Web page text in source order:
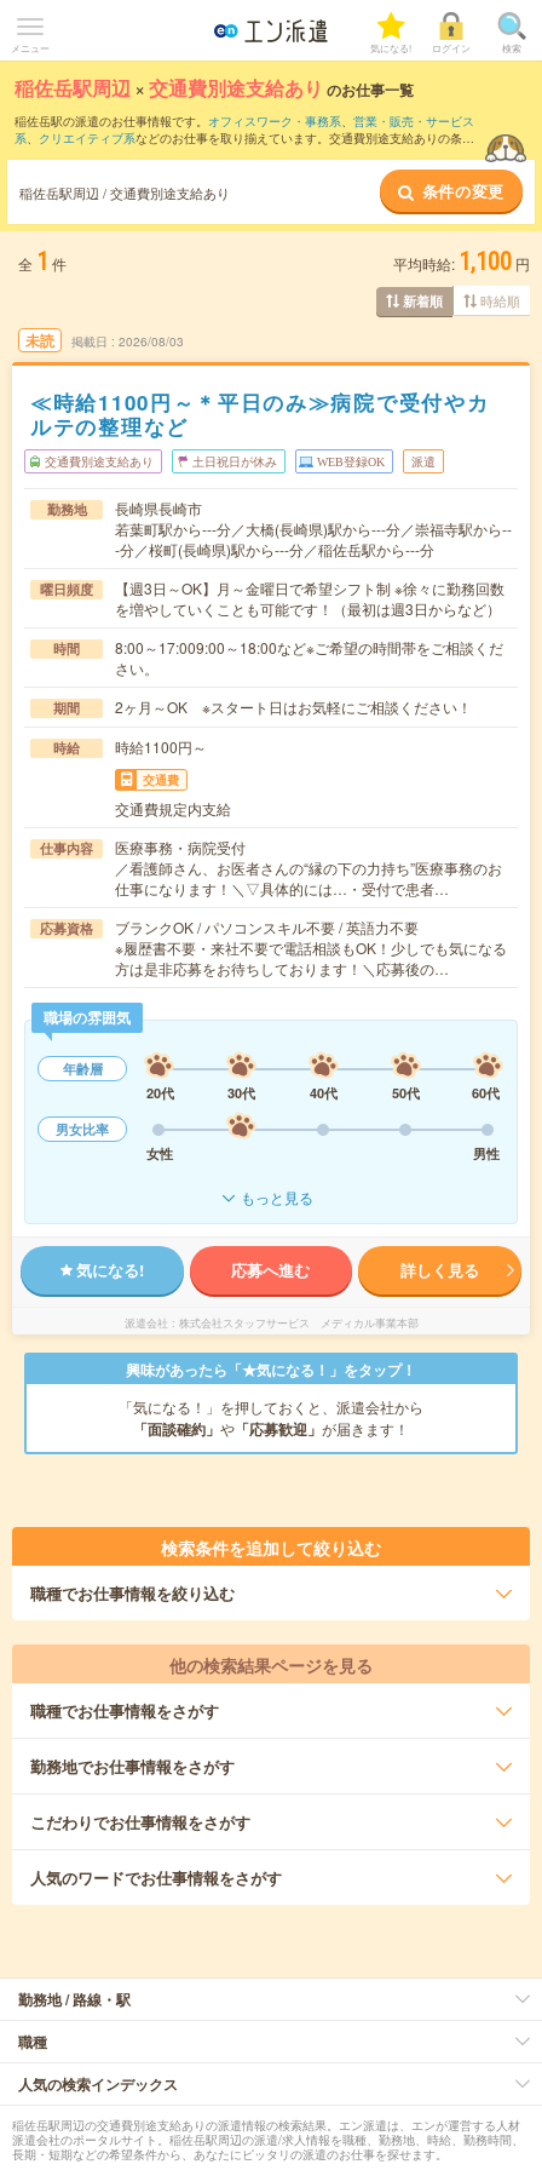
メニュー 気になる! ログイン 検索
稲佐岳駅周辺 ×交通費別途支給あり のお仕事一覧
稲佐岳駅の派遣のお仕事情報です。 オフィスワーク・事務系、 営業・販売・サービス
系、 クリエイティブ系などのお仕事を取り揃えています。交通費別途支給ありの条件
稲佐岳駅周辺 / 交通費別途支給あり 条件の変更
全 1 件 平均時給: 1,100 円
新着順 時給順
未読 掲載日 2026/08/03
≪時給1100円～＊平日のみ≫病院で受付やカ
ルテの整理など
交通費別途支給あり 土日祝日が休み WEB登録OK 派遣
勤務地
長崎県長崎市
若葉町駅から---分／大橋(長崎県)駅から---分／崇福寺駅から--
-分／桜町(長崎県)駅から---分／稲佐岳駅から---分
曜日頻度
【週3日～OK】月～金曜日で希望シフト制 ※徐々に勤務回数
を増やしていくことも可能です！（最初は週3日からなど）
時間
8:00～17:009:00～18:00など※ご希望の時間帯をご相談くだ
さい。
期間 2ヶ月～OK ※スタート日はお気軽にご相談ください！
時給 時給1100円～
交通費
交通費規定内支給
仕事内容
医療事務・病院受付
／看護師さん、お医者さんの“縁の下の力持ち”医療事務のお
仕事になります！＼▽具体的には…・受付で患者…
応募資格
ブランクOK / パソコンスキル不要 / 英語力不要
※履歴書不要・来社不要で電話相談もOK！少しでも気になる
方は是非応募をお待ちしております！＼応募後の…
職場の雰囲気
年齢層
20代
30代 40代 50代
60代
男女比率
女性
男性
もっと見る
気になる! 応募へ進む 詳しく見る
派遣会社 株式会社スタッフサービス メディカル事業本部
興味があったら「★気になる！」をタップ！
「気になる！」を押しておくと、派遣会社から
「面談確約」 や 「応募歓迎」 が届きます！
検索条件を追加して絞り込む
職種でお仕事情報を絞り込む
他の検索結果ページを見る
職種でお仕事情報をさがす
勤務地でお仕事情報をさがす
こだわりでお仕事情報をさがす
人気のワードでお仕事情報をさがす
勤務地 / 路線・駅
職種
人気の検索インデックス
稲佐岳駅周辺の交通費別途支給ありの派遣情報の検索結果。エン派遣は、エンが運営する人材
派遣会社のポータルサイト。稲佐岳駅周辺の派遣/求人情報を職種、勤務地、時給、勤務時間、
長期・短期などの希望条件から、あなたにピッタリの派遣のお仕事を探せます。